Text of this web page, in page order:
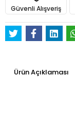
Güvenli Alışveriş
Ürün Açıklaması